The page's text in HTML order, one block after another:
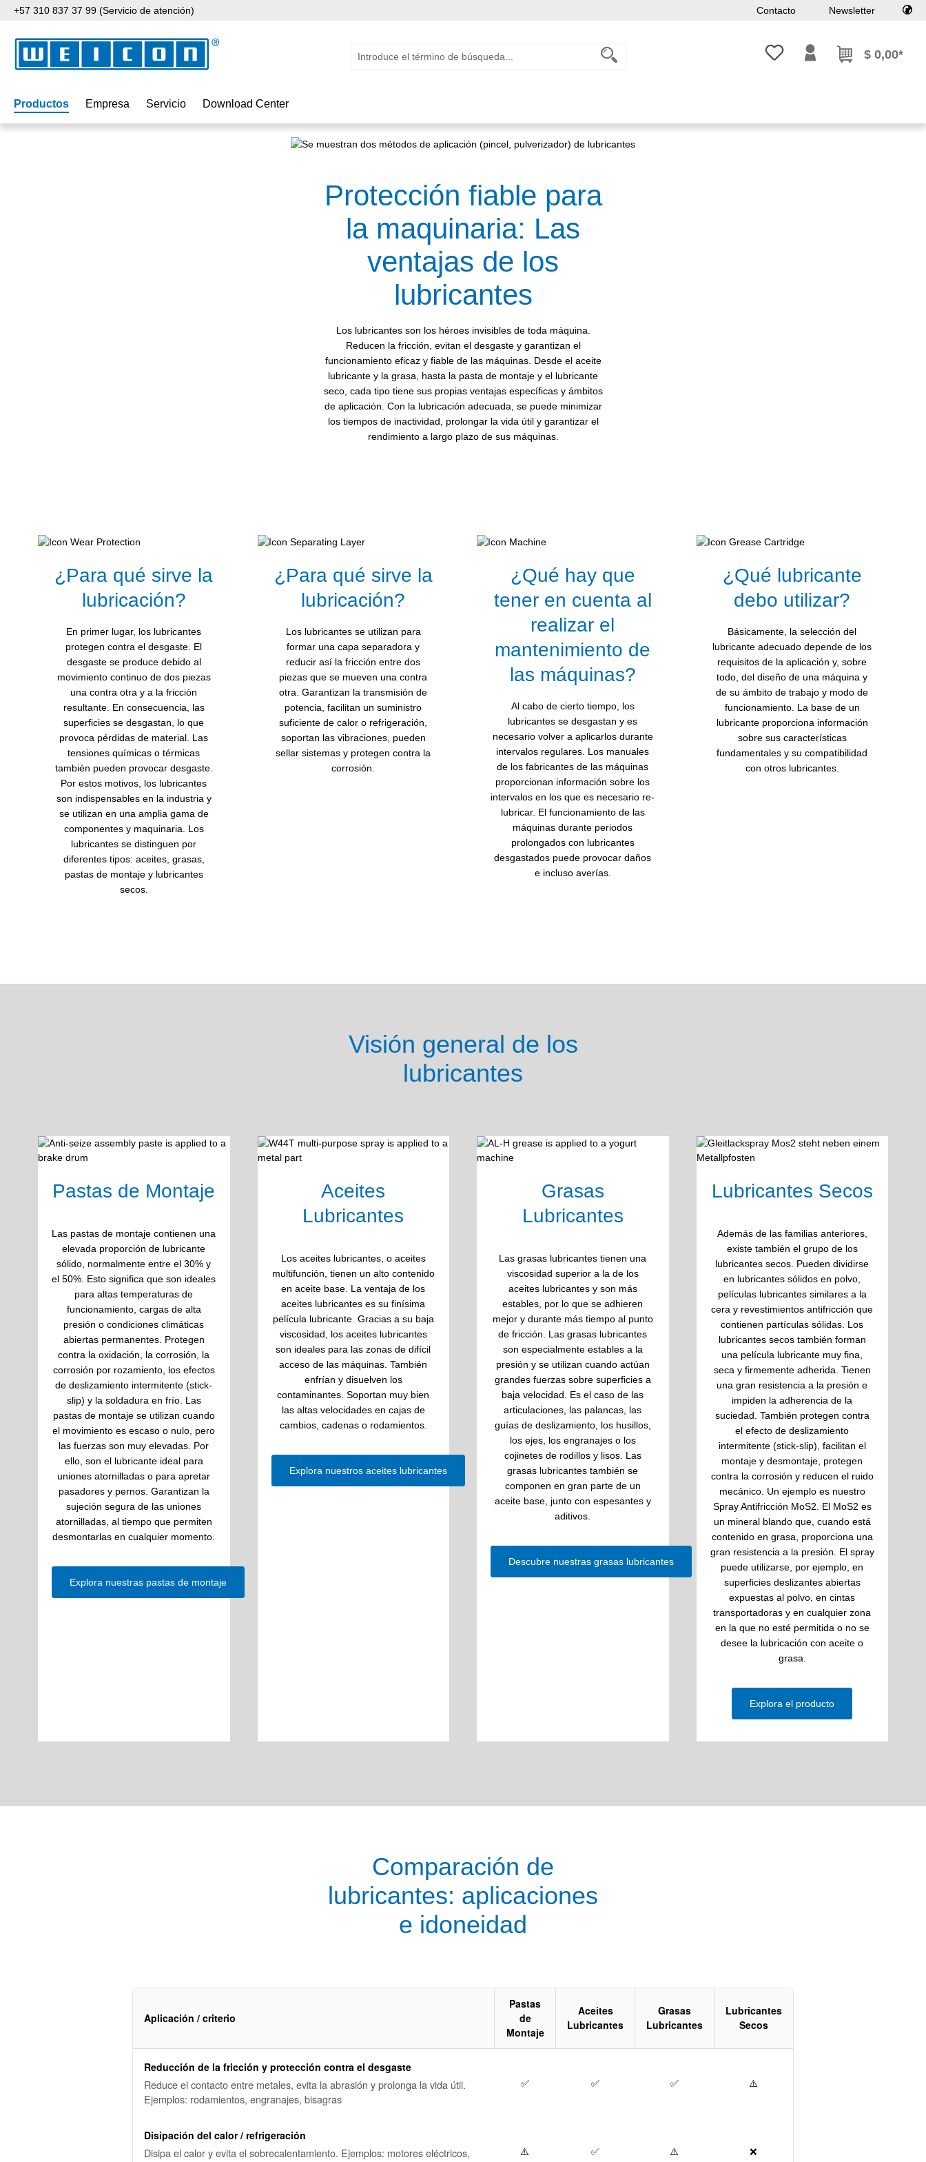
al contenido principal
Saltar a la búsqueda
Saltar a la navegación principal
+57 310 837 37 99 (Servicio de atención) Contacto Newsletter
Tienes 0 artículos en tu lista de
$ 0,00*
Productos Empresa Servicio Download Center
Protección fiable para
la maquinaria: Las
ventajas de los
lubricantes
Los lubricantes son los héroes invisibles de toda máquina.
Reducen la fricción, evitan el desgaste y garantizan el
funcionamiento eficaz y fiable de las máquinas. Desde el aceite
lubricante y la grasa, hasta la pasta de montaje y el lubricante
seco, cada tipo tiene sus propias ventajas específicas y ámbitos
de aplicación. Con la lubricación adecuada, se puede minimizar
los tiempos de inactividad, prolongar la vida útil y garantizar el
rendimiento a largo plazo de sus máquinas.
¿Para qué sirve la
lubricación?
En primer lugar, los lubricantes
protegen contra el desgaste. El
desgaste se produce debido al
movimiento continuo de dos piezas
una contra otra y a la fricción
resultante. En consecuencia, las
superficies se desgastan, lo que
provoca pérdidas de material. Las
tensiones químicas o térmicas
también pueden provocar desgaste.
Por estos motivos, los lubricantes
son indispensables en la industria y
se utilizan en una amplia gama de
componentes y maquinaria. Los
lubricantes se distinguen por
diferentes tipos: aceites, grasas,
pastas de montaje y lubricantes
secos.
¿Para qué sirve la
lubricación?
Los lubricantes se utilizan para
formar una capa separadora y
reducir así la fricción entre dos
piezas que se mueven una contra
otra. Garantizan la transmisión de
potencia, facilitan un suministro
suficiente de calor o refrigeración,
soportan las vibraciones, pueden
sellar sistemas y protegen contra la
corrosión.
¿Qué hay que
tener en cuenta al
realizar el
mantenimiento de
las máquinas?
Al cabo de cierto tiempo, los
lubricantes se desgastan y es
necesario volver a aplicarlos durante
intervalos regulares. Los manuales
de los fabricantes de las máquinas
proporcionan información sobre los
intervalos en los que es necesario re-
lubricar. El funcionamiento de las
máquinas durante periodos
prolongados con lubricantes
desgastados puede provocar daños
e incluso averías.
¿Qué lubricante
debo utilizar?
Básicamente, la selección del
lubricante adecuado depende de los
requisitos de la aplicación y, sobre
todo, del diseño de una máquina y
de su ámbito de trabajo y modo de
funcionamiento. La base de un
lubricante proporciona información
sobre sus características
fundamentales y su compatibilidad
con otros lubricantes.
Visión general de los
lubricantes
Pastas de Montaje
Las pastas de montaje contienen una
elevada proporción de lubricante
sólido, normalmente entre el 30% y
el 50%. Esto significa que son ideales
para altas temperaturas de
funcionamiento, cargas de alta
presión o condiciones climáticas
abiertas permanentes. Protegen
contra la oxidación, la corrosión, la
corrosión por rozamiento, los efectos
de deslizamiento intermitente (stick-
slip) y la soldadura en frío. Las
pastas de montaje se utilizan cuando
el movimiento es escaso o nulo, pero
las fuerzas son muy elevadas. Por
ello, son el lubricante ideal para
uniones atornilladas o para apretar
pasadores y pernos. Garantizan la
sujeción segura de las uniones
atornilladas, al tiempo que permiten
desmontarlas en cualquier momento.
Explora nuestras pastas de montaje
Aceites
Lubricantes
Los aceites lubricantes, o aceites
multifunción, tienen un alto contenido
en aceite base. La ventaja de los
aceites lubricantes es su finísima
película lubricante. Gracias a su baja
viscosidad, los aceites lubricantes
son ideales para las zonas de difícil
acceso de las máquinas. También
enfrían y disuelven los
contaminantes. Soportan muy bien
las altas velocidades en cajas de
cambios, cadenas o rodamientos.
Explora nuestros aceites lubricantes
Grasas
Lubricantes
Las grasas lubricantes tienen una
viscosidad superior a la de los
aceites lubricantes y son más
estables, por lo que se adhieren
mejor y durante más tiempo al punto
de fricción. Las grasas lubricantes
son especialmente estables a la
presión y se utilizan cuando actúan
grandes fuerzas sobre superficies a
baja velocidad. Es el caso de las
articulaciones, las palancas, las
guías de deslizamiento, los husillos,
los ejes, los engranajes o los
cojinetes de rodillos y lisos. Las
grasas lubricantes también se
componen en gran parte de un
aceite base, junto con espesantes y
aditivos.
Descubre nuestras grasas lubricantes
Lubricantes Secos
Además de las familias anteriores,
existe también el grupo de los
lubricantes secos. Pueden dividirse
en lubricantes sólidos en polvo,
películas lubricantes similares a la
cera y revestimientos antifricción que
contienen partículas sólidas. Los
lubricantes secos también forman
una película lubricante muy fina,
seca y firmemente adherida. Tienen
una gran resistencia a la presión e
impiden la adherencia de la
suciedad. También protegen contra
el efecto de deslizamiento
intermitente (stick-slip), facilitan el
montaje y desmontaje, protegen
contra la corrosión y reducen el ruido
mecánico. Un ejemplo es nuestro
Spray Antifricción MoS2. El MoS2 es
un mineral blando que, cuando está
contenido en grasa, proporciona una
gran resistencia a la presión. El spray
puede utilizarse, por ejemplo, en
superficies deslizantes abiertas
expuestas al polvo, en cintas
transportadoras y en cualquier zona
en la que no esté permitida o no se
desee la lubricación con aceite o
grasa.
Explora el producto
Comparación de
lubricantes: aplicaciones
e idoneidad
Aplicación / criterio
Pastas
de
Montaje
Aceites
Lubricantes
Grasas
Lubricantes
Lubricantes
Secos
Reducción de la fricción y protección contra el desgaste
Reduce el contacto entre metales, evita la abrasión y prolonga la vida útil.
Ejemplos: rodamientos, engranajes, bisagras
✅ ✅ ✅ ⚠️
Disipación del calor / refrigeración
Disipa el calor y evita el sobrecalentamiento. Ejemplos: motores eléctricos,
⚠️ ✅ ⚠️ ❌